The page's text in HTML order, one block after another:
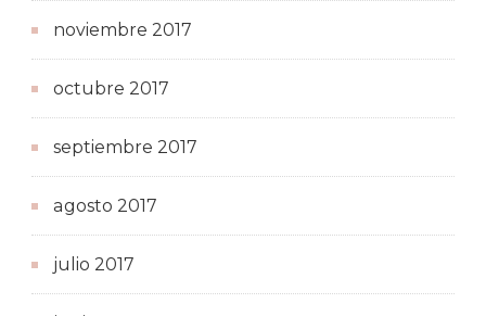
noviembre 2017
octubre 2017
septiembre 2017
agosto 2017
julio 2017